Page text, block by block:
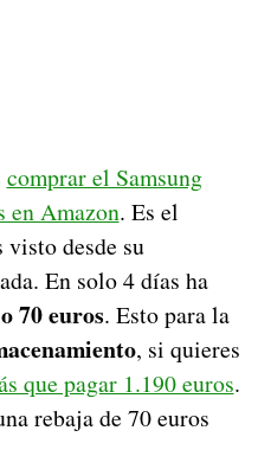
comprar el Samsung
en Amazon. Es el
visto desde su
En solo 4 días ha
70 euros. Esto para la
, si quieres
que pagar 1.190 euros.
rebaja de 70 euros